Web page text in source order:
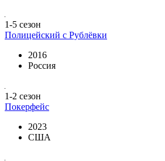
1-5 сезон
Полицейский с Рублёвки
2016
Россия
1-2 сезон
Покерфейс
2023
США